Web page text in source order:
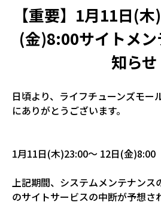
【重要】1月11日(
(金)8:00サイトメ
知らせ
日頃より、ライフチューンズモー
にありがとうございます。
1月11日(木)23:00～ 12日(金)8:00
上記期間、システムメンテナン
のサイトサービスの中断が予想さ